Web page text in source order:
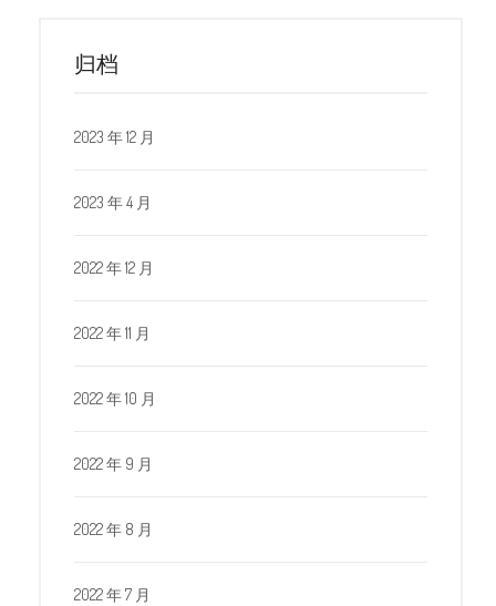
归档
2023 年 12 月
2023 年 4 月
2022 年 12 月
2022 年 11 月
2022 年 10 月
2022 年 9 月
2022 年 8 月
2022 年 7 月